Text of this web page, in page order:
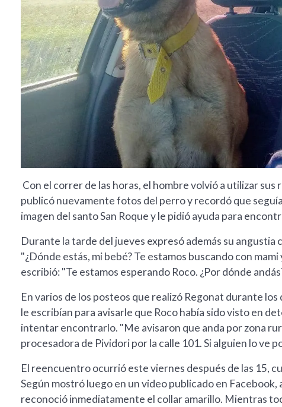
Con el correr de las horas, el hombre volvió a utilizar
publicó nuevamente fotos del perro y recordó que
imagen del santo San Roque y le pidió ayuda para
Durante la tarde del jueves expresó además su angustia
"¿Dónde estás, mi bebé? Te estamos buscando con
escribió: "Te estamos esperando Roco. ¿Por dónde
En varios de los posteos que realizó Regonat durante
le escribían para avisarle que Roco había sido visto en
intentar encontrarlo. "Me avisaron que anda por zona
procesadora de Pividori por la calle 101. Si alguien lo ve
El reencuentro ocurrió este viernes después de las 15,
Según mostró luego en un video publicado en
reconoció inmediatamente el collar amarillo. Mientras